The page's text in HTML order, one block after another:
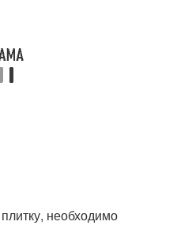
необходимо